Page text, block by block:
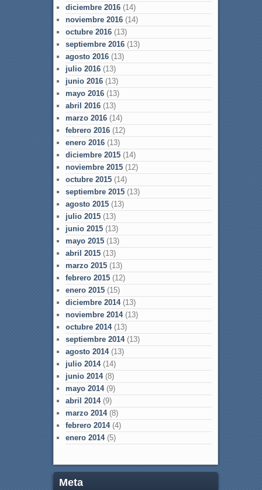
diciembre 2016(14)
noviembre 2016(14)
octubre 2016(13)
septiembre 2016(13)
agosto 2016(13)
julio 2016(13)
junio 2016(13)
mayo 2016(13)
abril 2016(13)
marzo 2016(14)
febrero 2016(12)
enero 2016(13)
diciembre 2015(14)
noviembre 2015(12)
octubre 2015(14)
septiembre 2015(13)
agosto 2015(13)
julio 2015(13)
junio 2015(13)
mayo 2015(13)
abril 2015(13)
marzo 2015(13)
febrero 2015(12)
enero 2015(15)
diciembre 2014(13)
noviembre 2014(13)
octubre 2014(13)
septiembre 2014(13)
agosto 2014(13)
julio 2014(14)
junio 2014(8)
mayo 2014(9)
abril 2014(9)
marzo 2014(8)
febrero 2014(4)
enero 2014(5)
Meta